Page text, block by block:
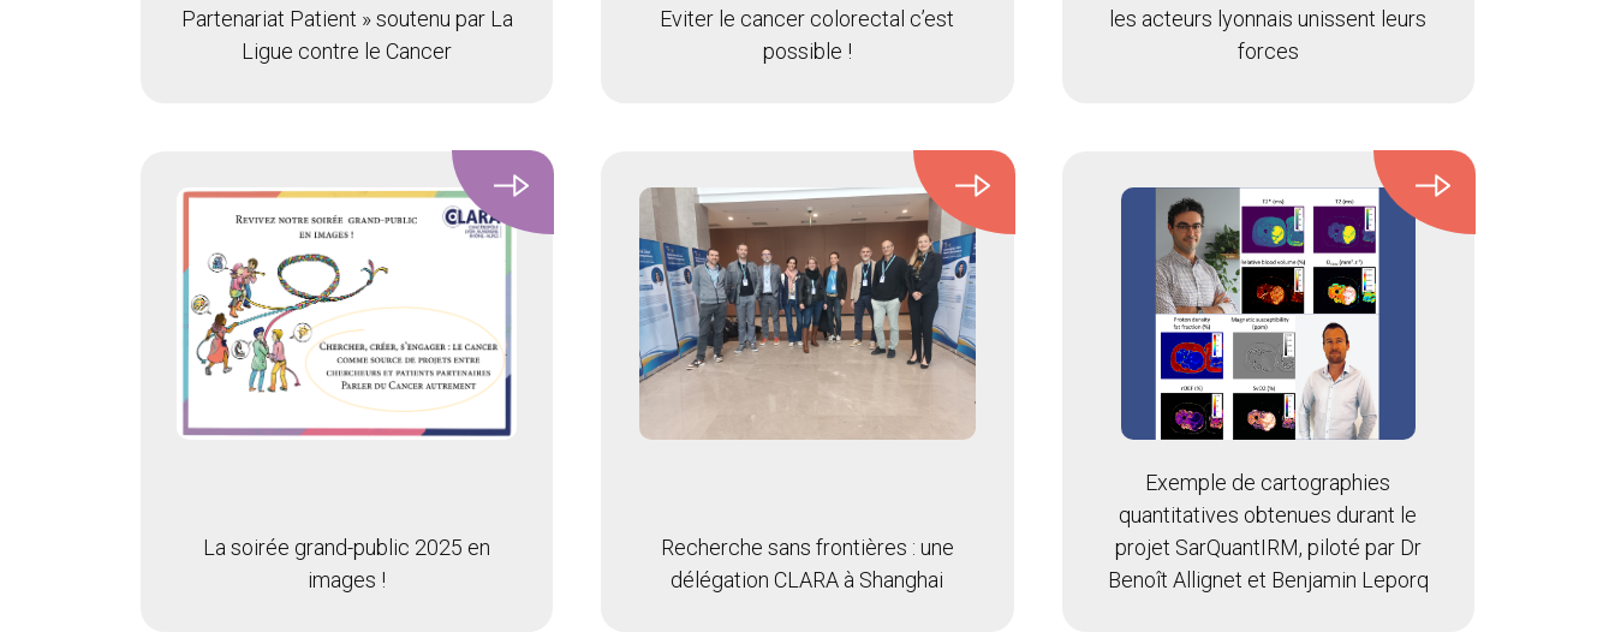
Partenariat Patient » soutenu par La
Ligue contre le Cancer
Eviter le cancer colorectal c’est
possible !
les acteurs lyonnais unissent leurs
forces
La soirée grand-public 2025 en
images !
Recherche sans frontières : une
délégation CLARA à Shanghai
Exemple de cartographies
quantitatives obtenues durant le
projet SarQuantIRM, piloté par Dr
Benoît Allignet et Benjamin Leporq